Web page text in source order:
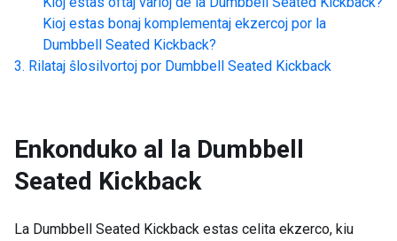
Kioj estas bonaj komplementaj ekzercoj por la
Dumbbell Seated Kickback?
Rilataj ŝlosilvortoj por Dumbbell Seated Kickback
Enkonduko al la Dumbbell
Seated Kickback
La Dumbbell Seated Kickback estas celita ekzerco, kiu